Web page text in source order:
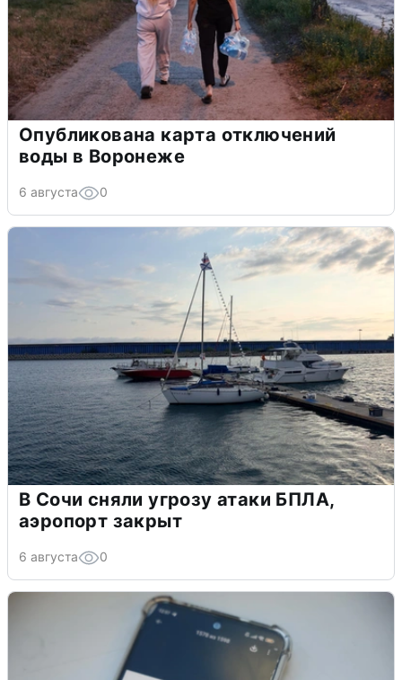
Опубликована карта отключений
воды в Воронеже
6 августа 0
В Сочи сняли угрозу атаки БПЛА,
аэропорт закрыт
6 августа 0